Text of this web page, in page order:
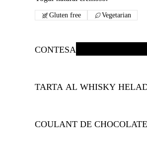
Gluten free Vegetarian
CONTESA
TARTA AL WHISKY
COULANT DE CHOCOLATE